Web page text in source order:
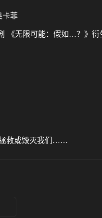
卡菲
《无限可能：假如…？》衍
拯救或毁灭我们……